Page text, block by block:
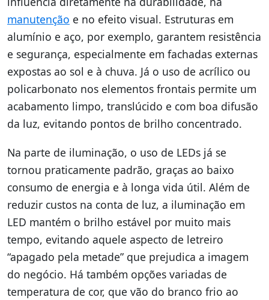
manutenção e no efeito visual. Estruturas em
alumínio e aço, por exemplo, garantem resistência
e segurança, especialmente em fachadas externas
expostas ao sol e à chuva. Já o uso de acrílico ou
policarbonato nos elementos frontais permite um
acabamento limpo, translúcido e com boa difusão
da luz, evitando pontos de brilho concentrado.
Na parte de iluminação, o uso de LEDs já se
tornou praticamente padrão, graças ao baixo
consumo de energia e à longa vida útil. Além de
reduzir custos na conta de luz, a iluminação em
LED mantém o brilho estável por muito mais
tempo, evitando aquele aspecto de letreiro
“apagado pela metade” que prejudica a imagem
do negócio. Há também opções variadas de
temperatura de cor, que vão do branco frio ao